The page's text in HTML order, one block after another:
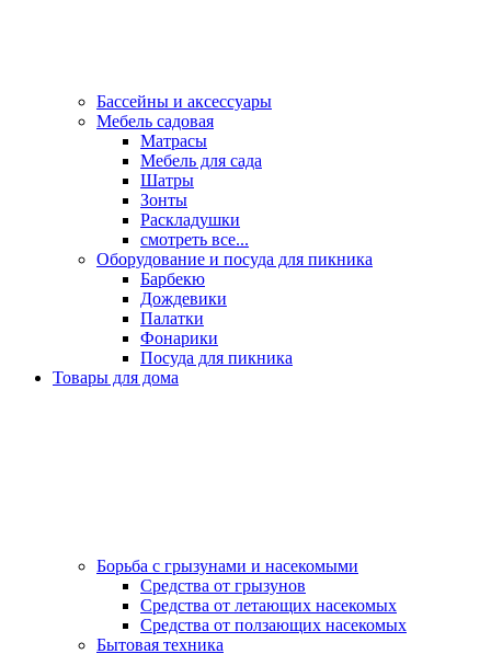
Бассейны и аксессуары
Мебель садовая
Матрасы
Мебель для сада
Шатры
Зонты
Раскладушки
смотреть все...
Оборудование и посуда для пикника
Барбекю
Дождевики
Палатки
Фонарики
Посуда для пикника
Товары для дома
Борьба с грызунами и насекомыми
Средства от грызунов
Средства от летающих насекомых
Средства от ползающих насекомых
Бытовая техника